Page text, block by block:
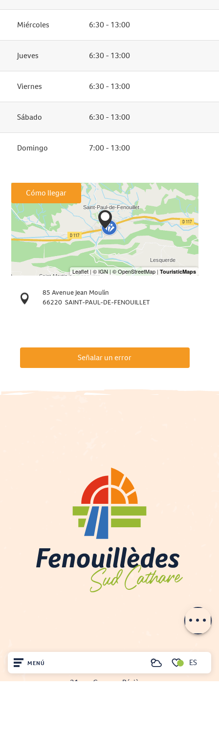
MENÚ
Voir les favoris
Buscar ES
Descripción
Miércoles 6:30 - 13:00
Jueves 6:30 - 13:00
Viernes 6:30 - 13:00
Sábado 6:30 - 13:00
Domingo 7:00 - 13:00
Cómo llegar
85 Avenue Jean Moulin
66220 SAINT-PAUL-DE-FENOUILLET
Señalar un error
21, av. Georges Pézières